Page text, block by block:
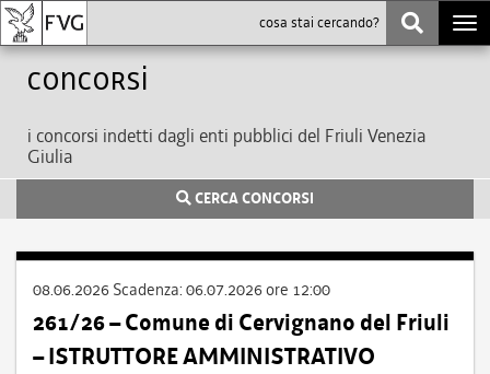
Concorsi
i concorsi indetti dagli enti pubblici del Friuli Venezia
Giulia
CERCA CONCORSI
08.06.2026 Scadenza: 06.07.2026 ore 12:00
261/26 – Comune di Cervignano del Friuli
– ISTRUTTORE AMMINISTRATIVO